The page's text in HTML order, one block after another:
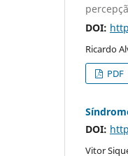
DOI:
Ricardo
PDF
DOI:
Vitor